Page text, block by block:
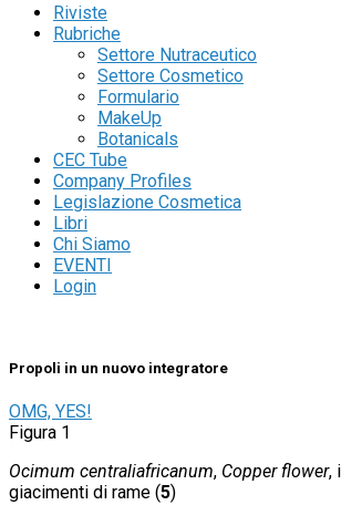
Riviste
Rubriche
Settore Nutraceutico
Settore Cosmetico
Formulario
MakeUp
Botanicals
CEC Tube
Company Profiles
Legislazione Cosmetica
Libri
Chi Siamo
EVENTI
Login
Propoli in un nuovo integratore
OMG, YES!
Figura 1
Ocimum centraliafricanum, Copper flower,
giacimenti di rame (5)